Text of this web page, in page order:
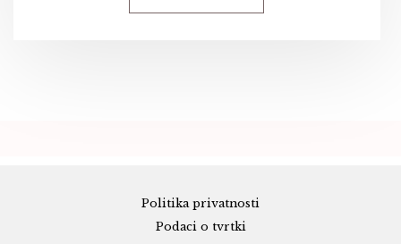
Politika privatnosti
Podaci o tvrtki